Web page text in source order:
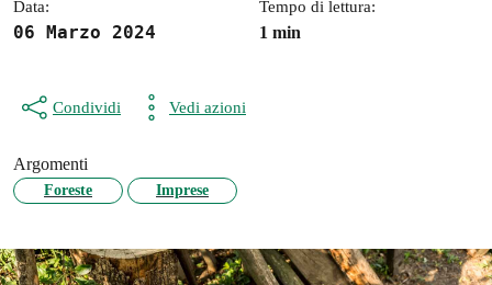
Data:
06 Marzo 2024
Tempo di lettura:
1 min
Condividi Vedi azioni
Argomenti
Foreste Imprese